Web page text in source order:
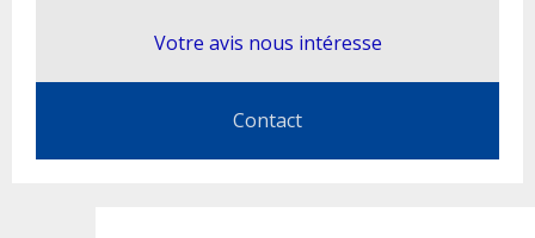
Grantholders Meeting
Application Mobile
Votre avis nous intéresse
Contact